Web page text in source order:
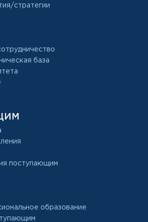
стратегии
база
поступающим
образование